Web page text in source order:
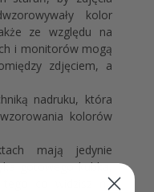
kolor
ze względu na
i monitorów mogą
zdjęciem, a
nadruku, która
kolorów
mają jedynie
gotowego kubka,
tego co widzisz na